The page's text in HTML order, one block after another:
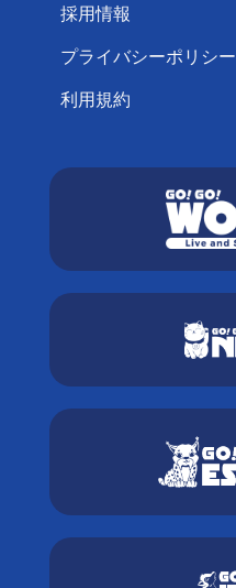
採用情報
プライバシーポリシー
利用規約